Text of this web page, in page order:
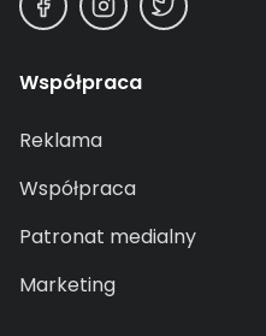
Współpraca
Reklama
Współpraca
Patronat medialny
Marketing